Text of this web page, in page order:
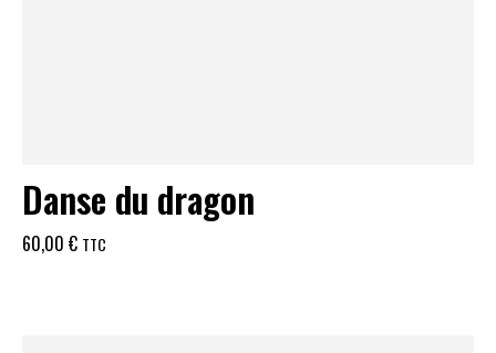
Danse du dragon
60,00 € TTC